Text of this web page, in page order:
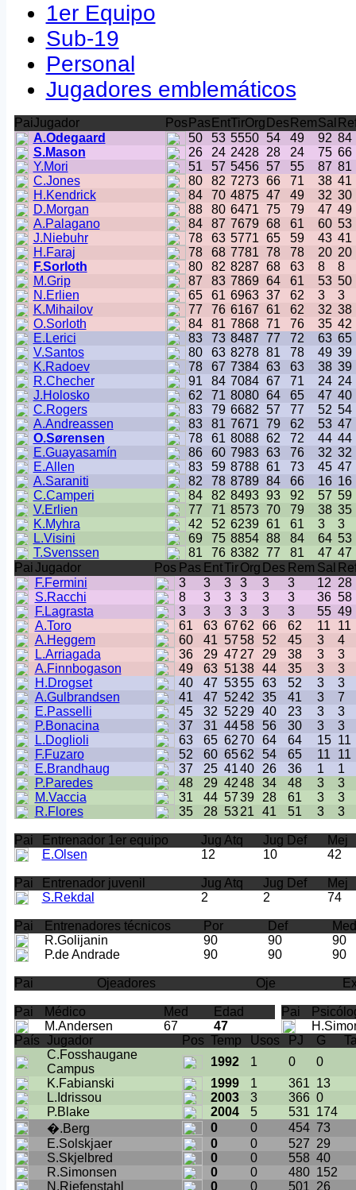
1er Equipo
Sub-19
Personal
Jugadores emblemáticos
PaiJugador Pos Pas EntTirOrg Des RemSal
A.Odegaard
50 53 5550 54 49 92 84
S.Mason
26 24 2428 28 24 75 66
Y.Mori
51 57 5456 57 55 87 81
C.Jones
80 82 7273 66 71 38 41
H.Kendrick
84 70 4875 47 49 32 30
D.Morgan
88 80 6471 75 79 47 49
A.Palagano
84 87 7679 68 61 60 53
J.Niebuhr
78 63 5771 65 59 43 41
H.Faraj
78 68 7781 78 78 20 20
F.Sorloth
80 82 8287 68 63 8
8
M.Grip
87 83 7869 64 61 53 50
N.Erlien
65 61 6963 37 62 3
3
K.Mihailov
77 76 6167 61 62 32 38
O.Sorloth
84 81 7868 71 76 35 42
E.Lerici
83 73 8487 77 72 63 65
V.Santos
80 63 8278 81 78 49 39
K.Radoev
78 67 7384 63 63 38 39
R.Checher
91 84 7084 67 71 24 24
J.Holosko
62 71 8080 64 65 47 40
C.Rogers
83 79 6682 57 77 52 54
A.Andreassen
83 81 7671 79 62 53 47
O.Sørensen
78 61 8088 62 72 44 44
E.Guayasamín
86 60 7983 63 76 32 32
E.Allen
83 59 8788 61 73 45 47
A.Saraniti
82 78 8789 84 66 16 16
C.Camperi
84 82 8493 93 92 57 59
V.Erlien
77 71 8573 70 79 38 35
K.Myhra
42 52 6239 61 61 3
3
L.Visini
69 75 8854 88 84 64 53
T.Svenssen
81 76 8382 77 81 47 47
PaiJugador Pos Pas EntTir Org Des Rem Sal
F.Fermini
3 3 3 3 3 3 12 28
S.Racchi
8 3 3 3 3 3 36 58
F.Lagrasta
3 3 3 3 3 3 55 49
A.Toro
61 63 6762 66 62 11
11
A.Heggem
60 41 5758 52 45 3
4
L.Arriagada
36 29 47 27 29 38 3
3
A.Finnbogason
49 63 5138 44 35 3
3
H.Drogset
40 47 5355 63 52 3
3
A.Gulbrandsen
41 47 5242 35 41 3
7
E.Passelli
45 32 52 29 40 23 3
3
P.Bonacina
37 31 4458 56 30 3
3
L.Doglioli
63 65 6270 64 64 15 11
F.Fuzaro
52 60 6562 54 65 11
11
E.Brandhaug
37 25 4140 26 36 1
1
P.Paredes
48 29 4248 34 48 3
3
M.Vaccia
31 44 5739 28 61 3
3
R.Flores
35 28 53 21 41 51 3 3
Pai Entrenador 1er equipo Jug Atq Jug Def
Mej
E.Olsen
12 10 42
Pai Entrenador juvenil Jug Atq Jug Def
Mej
S.Rekdal
2 2 74
Pai Entrenadores técnicos Por Def
Med
R.Golijanin
90 90
90
P.de Andrade
90 90 90
Pai Ojeadores Oje
Pai Médico Med Edad Pai
M.Andersen
67 47
País Jugador Pos Temp Usos PJ G
C.Fosshaugane
Campus
1992 1 0
0
K.Fabianski
1999 1 361 13
L.Idrissou
2003 3 366 0
P.Blake
2004 5 531 174
�.Berg
0 0 454 73
E.Solskjaer
0 0 527 29
S.Skjelbred
0 0 558 40
R.Simonsen
0 0 480 152
N.Riefenstahl
0 0 501 26